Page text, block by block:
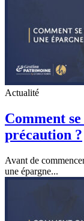
Actualité
Comment
précaution ?
Avant de
une épargne...